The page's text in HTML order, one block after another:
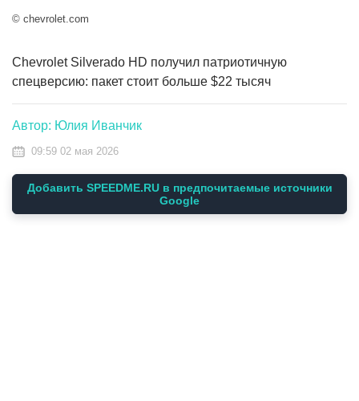
© chevrolet.com
Chevrolet Silverado HD получил патриотичную
спецверсию: пакет стоит больше $22 тысяч
Автор: Юлия Иванчик
09:59 02 мая 2026
Добавить SPEEDME.RU в предпочитаемые источники
Google